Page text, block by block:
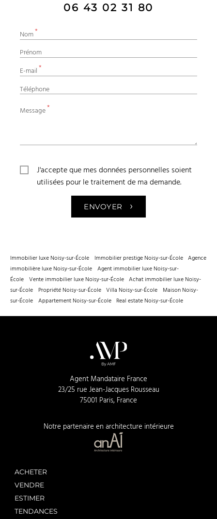
06 43 02 31 80
Nom*
Prénom
E-mail *
Téléphone
Message*
J'accepte que mes données personnelles soient
utilisées pour le traitement de ma demande.
ENVOYER ›
Immobilier luxe Noisy-sur-École Immobilier prestige Noisy-sur-École
Agence
immobilière luxe Noisy-sur-École
Agent immobilier luxe Noisy-sur-
École
Vente immobilier luxe Noisy-sur-École
Achat immobilier luxe Noisy-
sur-École
Propriété Noisy-sur-École Villa Noisy-sur-École
Maison Noisy-
sur-École
Appartement Noisy-sur-École Real estate Noisy-sur-École
Agent Mandataire France
23/25 rue Jean-Jacques Rousseau
75001 Paris, France
Notre partenaire en architecture intérieure
ACHETER
VENDRE
ESTIMER
TENDANCES